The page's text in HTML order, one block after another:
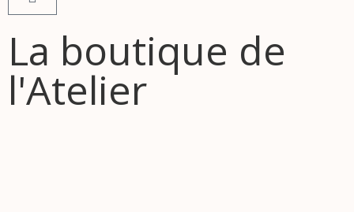
La boutique de
l'Atelier